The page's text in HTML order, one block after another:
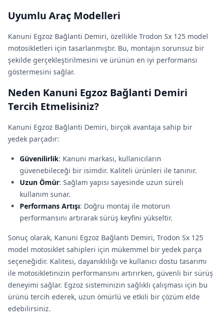
Uyumlu Araç Modelleri
Kanuni Egzoz Bağlanti Demiri, özellikle Trodon Sx 125 model
motosikletleri için tasarlanmıştır. Bu, montajın sorunsuz bir
şekilde gerçekleştirilmesini ve ürünün en iyi performansı
göstermesini sağlar.
Neden Kanuni Egzoz Bağlanti Demiri
Tercih Etmelisiniz?
Kanuni Egzoz Bağlanti Demiri, birçok avantaja sahip bir
yedek parçadır:
Güvenilirlik: Kanuni markası, kullanıcıların
güvenebileceği bir isimdir. Kaliteli ürünleri ile tanınır.
Uzun Ömür: Sağlam yapısı sayesinde uzun süreli
kullanım sunar.
Performans Artışı: Doğru montaj ile motorun
performansını artırarak sürüş keyfini yükseltir.
Sonuç olarak, Kanuni Egzoz Bağlanti Demiri, Trodon Sx 125
model motosiklet sahipleri için mükemmel bir yedek parça
seçeneğidir. Kalitesi, dayanıklılığı ve kullanıcı dostu tasarımı
ile motosikletinizin performansını artırırken, güvenli bir sürüş
deneyimi sağlar. Egzoz sisteminizin sağlıklı çalışması için bu
ürünü tercih ederek, uzun ömürlü ve etkili bir çözüm elde
edebilirsiniz.